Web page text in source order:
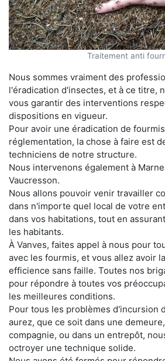
Traitement anti
Nous sommes vraiment des
l'éradication d'insectes, et à ce titre,
vous garantir des interventions
dispositions en vigueur.
Pour avoir une éradication de
réglementation, la chose à faire est
techniciens de notre structure.
Nous intervenons également à
Vaucresson.
Nous allons pouvoir venir travailler
dans n'importe quel local de votre
dans vos habitations, tout en
les habitants.
À Vanves, faites appel à nous pour
avec les fourmis, et vous allez avoir
efficience sans faille. Toutes nos
pour répondre à toutes vos
les meilleures conditions.
Pour tous les problèmes d'incursion
aurez, que ce soit dans une
compagnie, ou dans un entrepôt,
octroyer une technique solide.